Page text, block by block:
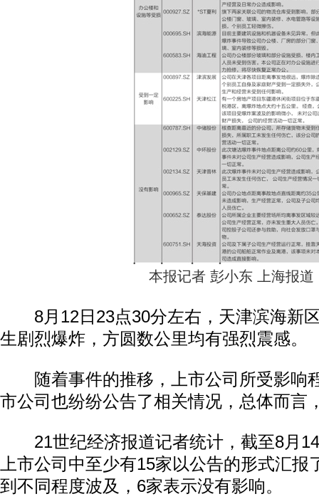
本报记者 彭小东 上海报道
8月12日23点30分左右，天津滨海新
生剧烈爆炸，方圆数公里均有强烈震感。
随着事件的推移，上市公司所受影响
市公司也纷纷公告了相关情况，总体而言
21世纪经济报道记者统计，截至8月14
上市公司中至少有15家以公告的形式汇报
到不同程度波及，6家表示没有影响。